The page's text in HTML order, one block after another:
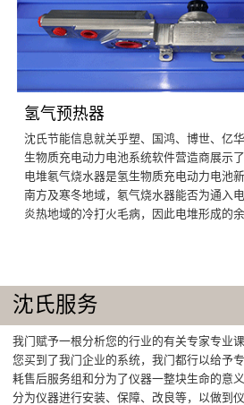
氢气预热器
沈氏节能信息就关乎塑、国鸿、博世、亿
生物质充电动力电池系统软件营造商展示
电堆氡气烧水器是氢生物质充电动力电池
南方及寒冬地域，氡气烧水器能否为通入
炎热地域的冷打火毛病，因此电堆形成的
沈氏服务
我门赋予一根分析您的行业的有关专家专业
您买到了我门企业的系统，我门都行以给予
耗售后服务组和分为了仪器一整块生命的意
分为仪器进行安装、保障、改良等，以做到